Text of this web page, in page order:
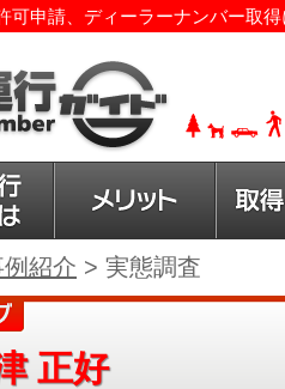
可申請、ディーラーナンバー取
紹介 > 実態調査
正好